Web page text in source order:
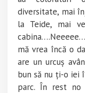
diversitate, mai
la Teide, mai
mă vrea încă o
are un urcuș
bun să nu ți-o iei
parc. În rest no